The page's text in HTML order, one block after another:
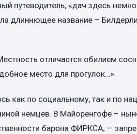
путеводитель, «дач здесь
длиннющее название –
отличается обилием
место для прогулок…»
как по социальному, так и по
немцев. В Майоренгофе –
барона ФИРКСА, —